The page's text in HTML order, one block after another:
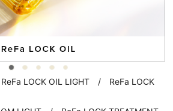
LOCK OIL LIGHT / ReFa LOCK